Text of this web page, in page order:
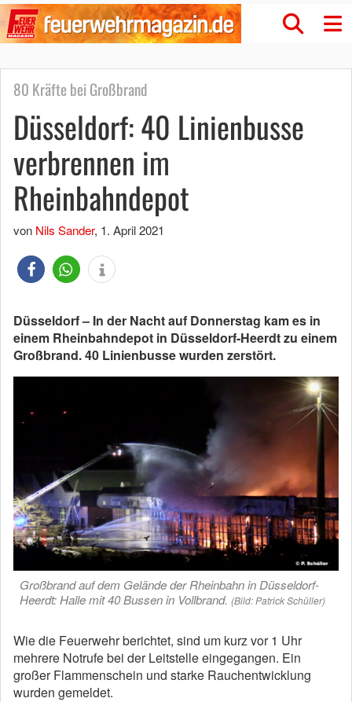
80 Kräfte bei Großbrand
Düsseldorf: 40 Linienbusse
verbrennen im
Rheinbahndepot
von Nils Sander, 1. April 2021
Düsseldorf – In der Nacht auf Donnerstag kam es in
einem Rheinbahndepot in Düsseldorf-Heerdt zu einem
Großbrand. 40 Linienbusse wurden zerstört.
Großbrand auf dem Gelände der Rheinbahn in Düsseldorf-
Heerdt: Halle mit 40 Bussen in Vollbrand. (Bild: Patrick Schüller)
Wie die Feuerwehr berichtet, sind um kurz vor 1 Uhr
mehrere Notrufe bei der Leitstelle eingegangen. Ein
großer Flammenschein und starke Rauchentwicklung
wurden gemeldet.